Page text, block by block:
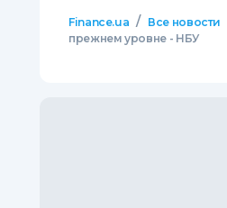
Finance.ua / Все новости
прежнем уровне - НБУ